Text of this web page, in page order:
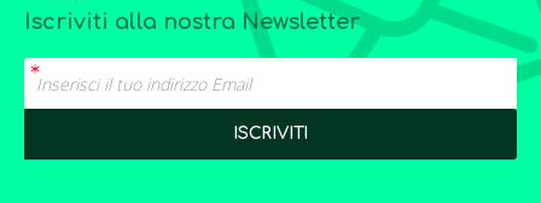
Iscriviti alla nostra Newsletter